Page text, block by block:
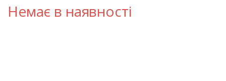
Немає в наявності